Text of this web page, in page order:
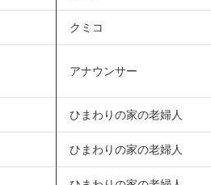
クミコ
アナウンサー
ひまわりの家の老婦人
ひまわりの家の老婦人